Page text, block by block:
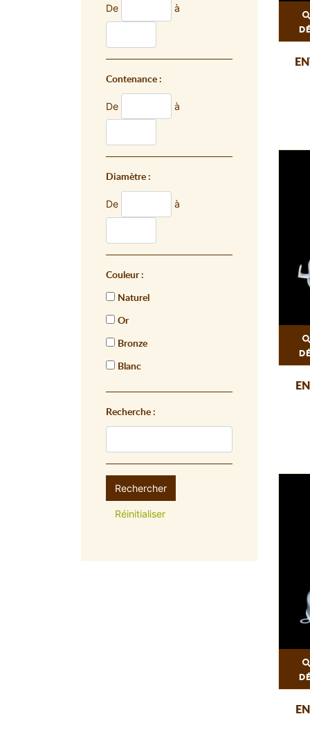
De à
Contenance :
De à
Diamètre :
De à
Couleur :
Naturel
Or
Bronze
Blanc
Recherche :
Rechercher
Réinitialiser